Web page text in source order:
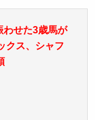
わせた3歳馬が
クス、シャフ